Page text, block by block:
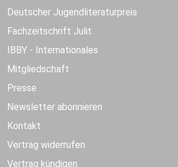
Deutscher Jugendliteraturpreis
Fachzeitschrift Julit
IBBY - Internationales
Mitgliedschaft
Presse
Newsletter abonnieren
Kontakt
Vertrag widerrufen
Vertrag kündigen